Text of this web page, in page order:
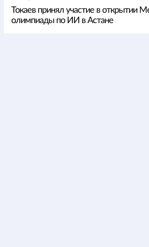
Токаев принял участие в открытии
олимпиады по ИИ в Астане